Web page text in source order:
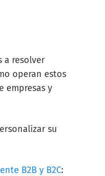
a resolver
operan estos
empresas y
su
B2B y B2C: